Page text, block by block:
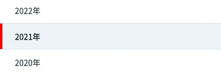
2022年
2021年
2020年